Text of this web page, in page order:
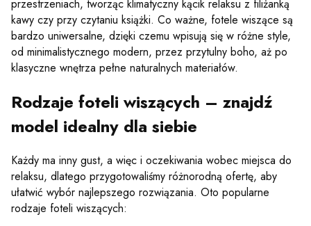
przestrzeniach, tworząc klimatyczny kącik relaksu z filiżanką
kawy czy przy czytaniu książki. Co ważne, fotele wiszące są
bardzo uniwersalne, dzięki czemu wpisują się w różne style,
od minimalistycznego modern, przez przytulny boho, aż po
klasyczne wnętrza pełne naturalnych materiałów.
Rodzaje foteli wiszących – znajdź
model idealny dla siebie
Każdy ma inny gust, a więc i oczekiwania wobec miejsca do
relaksu, dlatego przygotowaliśmy różnorodną ofertę, aby
ułatwić wybór najlepszego rozwiązania. Oto popularne
rodzaje foteli wiszących: